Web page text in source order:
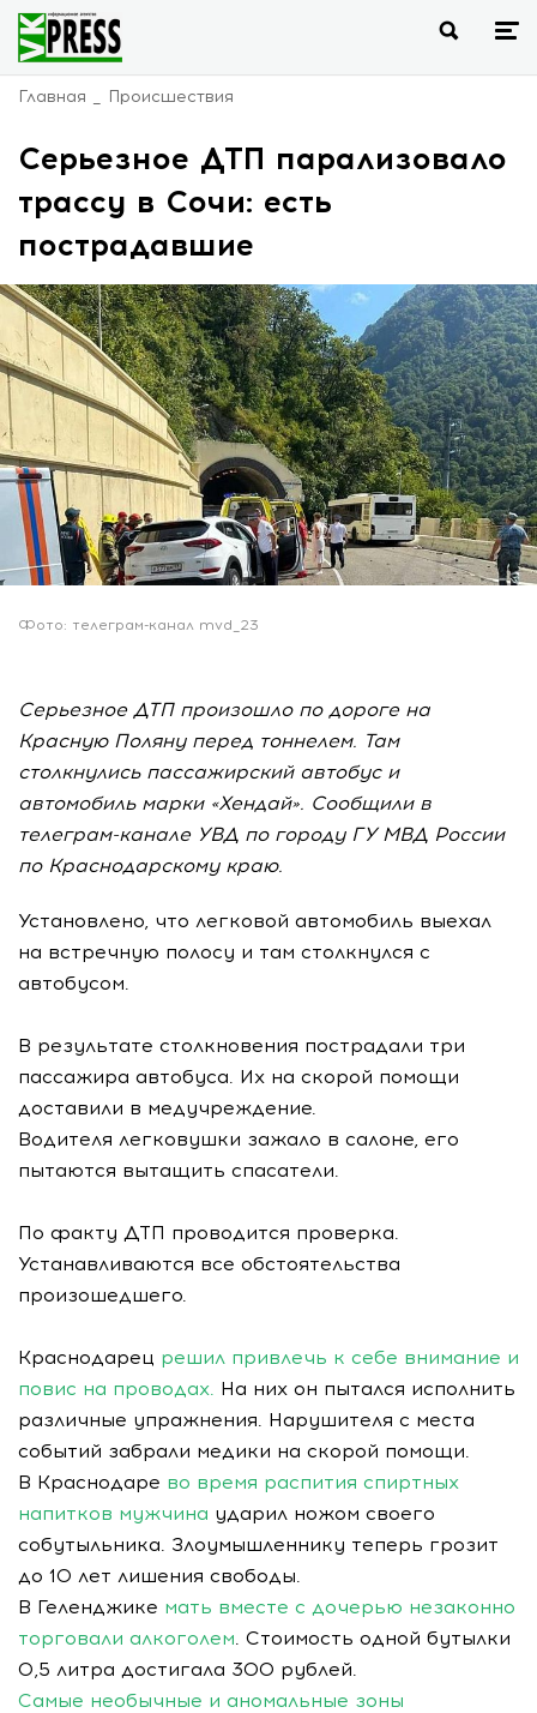
Главная Происшествия
Серьезное ДТП парализовало
трассу в Сочи: есть
пострадавшие
Фото: телеграм-канал mvd_23
Серьезное ДТП произошло по дороге на
Красную Поляну перед тоннелем. Там
столкнулись пассажирский автобус и
автомобиль марки «Хендай». Сообщили в
телеграм-канале УВД по городу ГУ МВД России
по Краснодарскому краю.
Установлено, что легковой автомобиль выехал
на встречную полосу и там столкнулся с
автобусом.
В результате столкновения пострадали три
пассажира автобуса. Их на скорой помощи
доставили в медучреждение.
Водителя легковушки зажало в салоне, его
пытаются вытащить спасатели.
По факту ДТП проводится проверка.
Устанавливаются все обстоятельства
произошедшего.
Краснодарец решил привлечь к себе внимание и
повис на проводах. На них он пытался исполнить
различные упражнения. Нарушителя с места
событий забрали медики на скорой помощи.
В Краснодаре во время распития спиртных
напитков мужчина ударил ножом своего
собутыльника. Злоумышленнику теперь грозит
до 10 лет лишения свободы.
В Геленджике мать вместе с дочерью незаконно
торговали алкоголем. Стоимость одной бутылки
0,5 литра достигала 300 рублей.
Самые необычные и аномальные зоны